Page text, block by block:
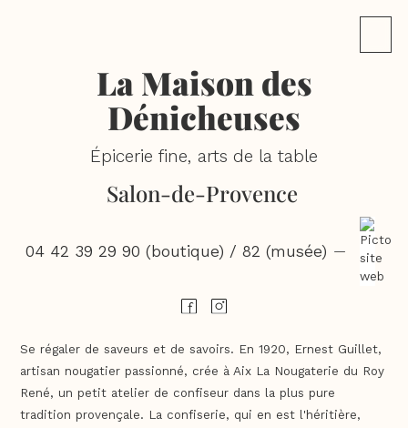
La Maison des
Dénicheuses
Épicerie fine, arts de la table
Salon-de-Provence
04 42 39 29 90 (boutique) / 82 (musée) —
Se régaler de saveurs et de savoirs. En 1920, Ernest Guillet,
artisan nougatier passionné, crée à Aix La Nougaterie du Roy
René, un petit atelier de confiseur dans la plus pure
tradition provençale. La confiserie, qui en est l'héritière,